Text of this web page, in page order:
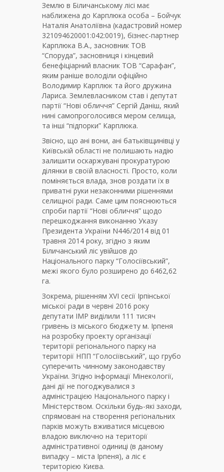
Землю в Біличанському лісі має
наближена до Карплюка особа – Бойчук
Наталія Анатоліївна (кадастровий номер
321094620001:042:0019), бізнес-партнер
Карплюка В.А., засновник ТОВ
“Споруда”, засновниця і кінцевий
бенефіціарний власник ТОВ “Сарафан”,
яким раніше володіли офіційно
Володимир Карплюк та його дружина
Лариса. Землевласником став і депутат
партії “Нові обличчя” Сергій Даніш, який
нині самопроголосився мером селища,
та інші “підпорки” Карплюка.
Звісно, що ані вони, ані батьківщинівці у
Київській області не полишають надію
залишити оскаржувані прокуратурою
ділянки в своїй власності. Просто, коли
поміняється влада, знов роздати їх в
приватні руки незаконними рішеннями
селищної ради. Саме цим пояснюються
спроби партії “Нові обличчя” щодо
перешкоджання виконанню Указу
Президента України N446/2014 від 01
травня 2014 року, згідно з яким
Біличанський ліс увійшов до
Національного парку “Голосіївський”,
межі якого було розширено до 6462,62
га.
Зокрема, рішенням XVI сесії Ірпінської
міської ради в червні 2016 року
депутати ІМР виділили 111 тисяч
гривень із міського бюджету м. Ірпеня
на розробку проекту організації
території регіонального парку на
території НПП “Голосіївський”, що грубо
суперечить чинному законодавству
України. Згідно інформації Мінекології,
дані дії не погоджувалися з
адміністрацією Національного парку і
Міністерством. Оскільки будь-які заходи,
спрямовані на створення регіональних
парків можуть вживатися місцевою
владою виключно на території
адміністративної одиниці (в даному
випадку – міста Ірпеня), а ліс є
територією Києва.